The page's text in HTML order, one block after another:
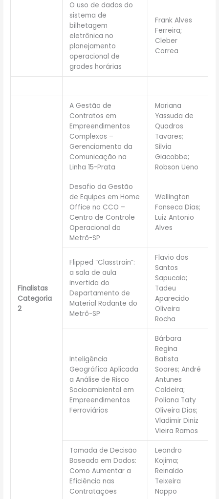
O uso de dados do
sistema de
bilhetagem
eletrônica no
planejamento
operacional de
grades horárias
Frank Alves
Ferreira;
Cleber
Correa
Finalistas
Categoria
2
A Gestão de
Contratos em
Empreendimentos
Complexos –
Gerenciamento da
Comunicação na
Linha 15-Prata
Mariana
Yassuda de
Quadros
Tavares;
Silvia
Giacobbe;
Robson Ueno
Desafio da Gestão
de Equipes em Home
Office no CCO –
Centro de Controle
Operacional do
Metrô-SP
Wellington
Fonseca Dias;
Luiz Antonio
Alves
Flipped “Classtrain”:
a sala de aula
invertida do
Departamento de
Material Rodante do
Metrô-SP
Flavio dos
Santos
Sapucaia;
Tadeu
Aparecido
Oliveira
Rocha
Inteligência
Geográfica Aplicada
a Análise de Risco
Socioambiental em
Empreendimentos
Ferroviários
Bárbara
Regina
Batista
Soares; André
Antunes
Caldeira;
Poliana Taty
Oliveira Dias;
Vladimir Diniz
Vieira Ramos
Tomada de Decisão
Baseada em Dados:
Como Aumentar a
Eficiência nas
Contratações
Leandro
Kojima;
Reinaldo
Teixeira
Nappo